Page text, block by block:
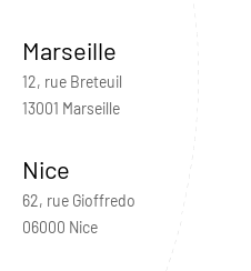
Marseille
12, rue Breteuil
13001 Marseille
Nice
62, rue Gioffredo
06000 Nice